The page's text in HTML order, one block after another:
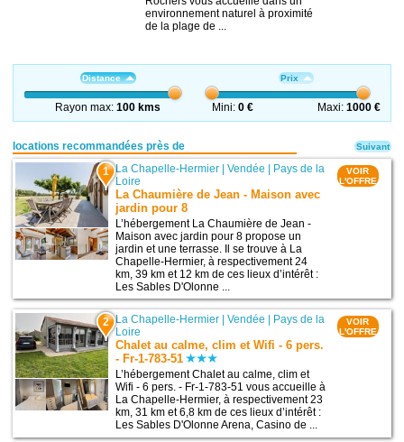
environnement naturel à proximité
de la plage de ...
Distance
Rayon max:100 kms
Prix
Mini:0 € Maxi: 1000 €
locations recommandées près de
1 La Chapelle-Hermier |Vendée | Pays de la
Loire
La Chaumière de Jean - Maison avec
jardin pour 8
L’hébergement La Chaumière de Jean -
Maison avec jardin pour 8 propose un
jardin et une terrasse. Il se trouve à La
Chapelle-Hermier, à respectivement 24
km, 39 km et 12 km de ces lieux d’intérêt :
Les Sables D'Olonne ...
VOIR
L'OFFRE
2 La Chapelle-Hermier |Vendée
Pays de la
Loire
Chalet au calme, clim et Wifi - 6 pers.
- Fr-1-783-51
L’hébergement Chalet au calme, clim et
Wifi - 6 pers. - Fr-1-783-51 vous accueille à
La Chapelle-Hermier, à respectivement 23
km, 31 km et 6,8 km de ces lieux d’intérêt :
Les Sables D'Olonne Arena, Casino de ...
VOIR
L'OFFRE
Suivant